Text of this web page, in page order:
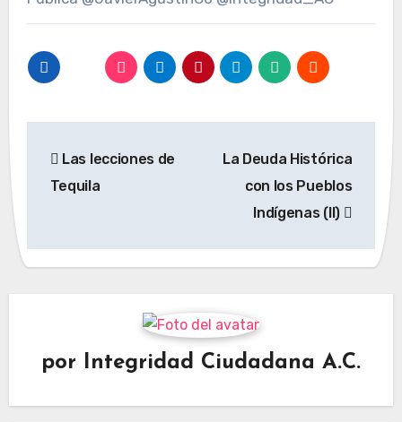
de
Las lecciones de
Tequila
La Deuda Histórica
con los Pueblos
Indígenas (II)
por Integridad Ciudadana A.C.